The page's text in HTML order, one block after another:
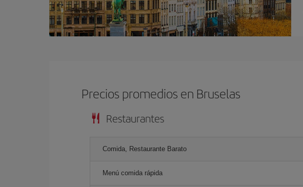
Precios promedios en Bruselas
Restaurantes
Comida, Restaurante Barato
Menú comida rápida